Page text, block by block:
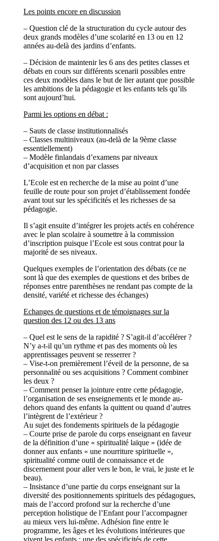
Les points encore en discussion
– Question clé de la structuration du cycle autour des
deux grands modèles d’une scolarité en 13 ou en 12
années au-delà des jardins d’enfants.
– Décision de maintenir les 6 ans des petites classes et
débats en cours sur différents scenarii possibles entre
ces deux modèles dans le but de lier autant que possible
les ambitions de la pédagogie et les enfants tels qu’ils
sont aujourd’hui.
Parmi les options en débat :
– Sauts de classe institutionnalisés
– Classes multiniveaux (au-delà de la 9ème classe
essentiellement)
– Modèle finlandais d’examens par niveaux
d’acquisition et non par classes
L’Ecole est en recherche de la mise au point d’une
feuille de route pour son projet d’établissement fondée
avant tout sur les spécificités et les richesses de sa
pédagogie.
Il s’agit ensuite d’intégrer les projets actés en cohérence
avec le plan scolaire à soumettre à la commission
d’inscription puisque l’Ecole est sous contrat pour la
majorité de ses niveaux.
Quelques exemples de l’orientation des débats (ce ne
sont là que des exemples de questions et des bribes de
réponses entre parenthèses ne rendant pas compte de la
densité, variété et richesse des échanges)
Echanges de questions et de témoignages sur la
question des 12 ou des 13 ans
– Quel est le sens de la rapidité ? S’agit-il d’accélérer ?
N’y a-t-il qu’un rythme et pas des moments où les
apprentissages peuvent se resserrer ?
– Vise-t-on premièrement l’éveil de la personne, de sa
personnalité ou ses acquisitions ? Comment combiner
les deux ?
– Comment penser la jointure entre cette pédagogie,
l’organisation de ses enseignements et le monde au-
dehors quand des enfants la quittent ou quand d’autres
l’intègrent de l’extérieur ?
Au sujet des fondements spirituels de la pédagogie
– Courte prise de parole du corps enseignant en faveur
de la définition d’une « spiritualité laïque » (idée de
donner aux enfants « une nourriture spirituelle »,
spiritualité comme outil de connaissance et de
discernement pour aller vers le bon, le vrai, le juste et le
beau).
– Insistance d’une partie du corps enseignant sur la
diversité des positionnements spirituels des pédagogues,
mais de l’accord profond sur la recherche d’une
perception holistique de l’Enfant pour l’accompagner
au mieux vers lui-même. Adhésion fine entre le
programme, les âges et les évolutions intérieures que